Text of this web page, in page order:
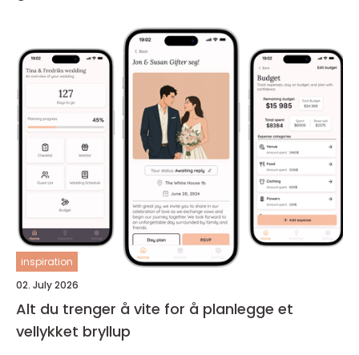
inspiration
02. July 2026
Alt du trenger å vite for å planlegge et
vellykket bryllup